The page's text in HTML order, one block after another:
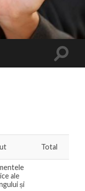
Total
ale
și